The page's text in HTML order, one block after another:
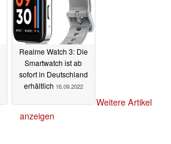
Realme Watch 3: Die
Smartwatch ist ab
sofort in Deutschland
erhältlich 16.09.2022
Weitere Artikel
anzeigen